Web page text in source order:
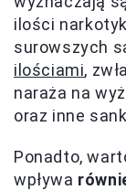
ilości
surowszych
ilościami,
naraża na
oraz inne
Ponadto,
wpływa